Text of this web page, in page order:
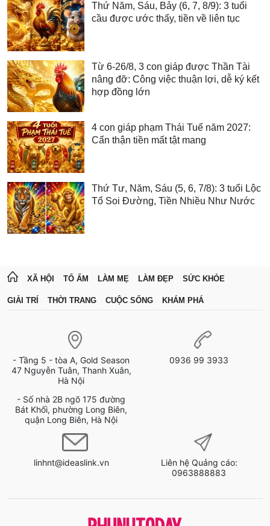
Thứ Năm, Sáu, Bảy (6, 7, 8/9): 3 tuổi
cầu được ước thấy, tiền về liên tục
Từ 6-26/8, 3 con giáp được Thần Tài
nâng đỡ: Công việc thuận lợi, dễ ký kết
hợp đồng lớn
4 con giáp phạm Thái Tuế năm 2027:
Cẩn thận tiền mất tật mang
Thứ Tư, Năm, Sáu (5, 6, 7/8): 3 tuổi Lộc
Tổ Soi Đường, Tiền Nhiều Như Nước
XÃ HỘI TỔ ẤM LÀM MẸ LÀM ĐẸP SỨC KHỎE
GIẢI TRÍ THỜI TRANG CUỘC SỐNG KHÁM PHÁ
- Tầng 5 - tòa A, Gold Season
47 Nguyễn Tuân, Thanh Xuân,
Hà Nội
- Số nhà 2B ngõ 175 đường
Bát Khối, phường Long Biên,
quận Long Biên, Hà Nội
0936 99 3933
linhnt@ideaslink.vn
Liên hệ Quảng cáo:
0963888883